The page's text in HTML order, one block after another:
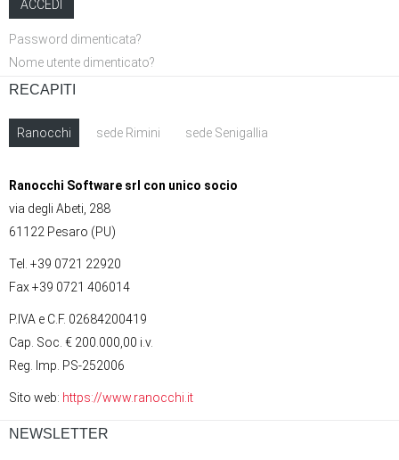
ACCEDI
Password dimenticata?
Nome utente dimenticato?
RECAPITI
Ranocchi sede Rimini sede Senigallia
Ranocchi Software srl con unico socio
via degli Abeti, 288
61122 Pesaro (PU)
Tel. +39 0721 22920
Fax +39 0721 406014
P.IVA e C.F. 02684200419
Cap. Soc. € 200.000,00 i.v.
Reg. Imp. PS-252006
Sito web: https://www.ranocchi.it
NEWSLETTER